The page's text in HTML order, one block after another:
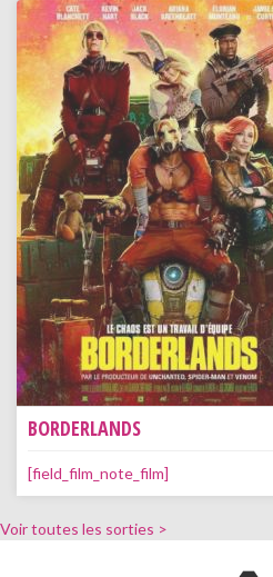
BORDERLANDS
[field_film_note_film]
Voir toutes les sorties >